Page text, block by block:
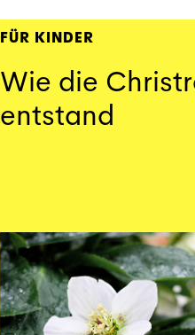
FÜR KINDER
Wie die
entstand